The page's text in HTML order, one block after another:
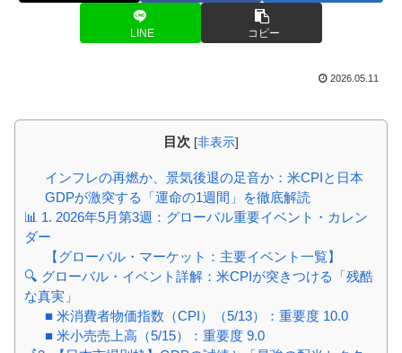
LINE コピー
2026.05.11
目次 [非表示]
インフレの再燃か、景気後退の足音か：米CPIと日本
GDPが激突する「運命の1週間」を徹底解読
📊 1. 2026年5月第3週：グローバル重要イベント・カレン
ダー
【グローバル・マーケット：主要イベント一覧】
🔍 グローバル・イベント詳解：米CPIが突きつける「残酷
な真実」
■ 米消費者物価指数（CPI）（5/13）：重要度 10.0
■ 米小売売上高（5/15）：重要度 9.0